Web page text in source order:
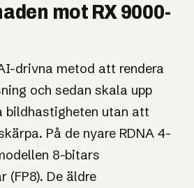
mot RX 9000-
drivna metod att rendera
och sedan skala upp
bildhastigheten utan att
På de nyare RDNA 4-
8-bitars
(FP8). De äldre